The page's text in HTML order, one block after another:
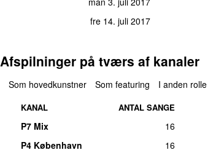
fre 14. juli 2017
Afspilninger på tværs af kanaler
Som hovedkunstner Som featuring I anden rolle
KANAL ANTAL SANGE
P7 Mix 16
P4 København
16